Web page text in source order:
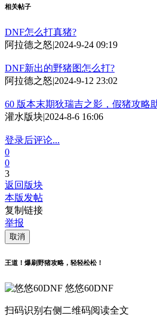
相关帖子
DNF怎么打真猪?
阿拉德之怒|2024-9-24 09:19
DNF新出的野猪图怎么打?
阿拉德之怒|2024-9-12 23:02
60 版本末期狄瑞吉之影，假猪攻略
灌水版块|2024-8-6 16:06
登录后评论...
0
0
3
返回版块
本版发帖
复制链接
举报
取消
王道！爆刷野猪攻略，轻轻松松！
悠悠60DNF
扫码识别右侧二维码阅读全文